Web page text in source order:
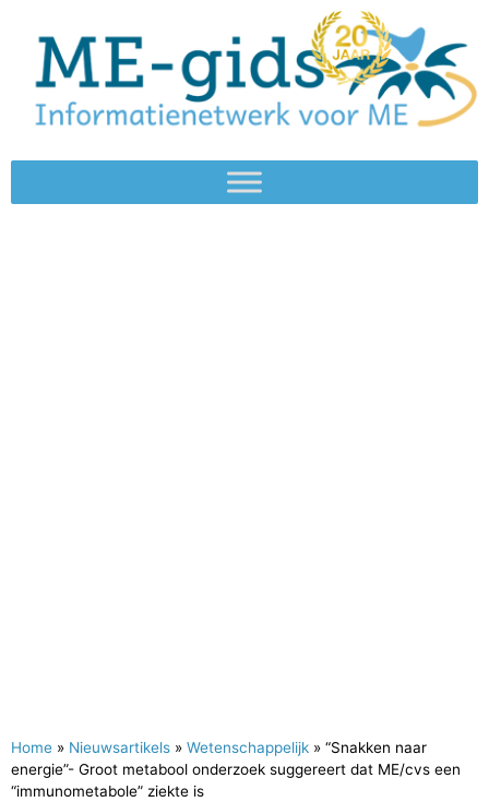
Home » Nieuwsartikels » Wetenschappelijk » “Snakken naar
energie”- Groot metabool onderzoek suggereert dat ME/cvs een
“immunometabole” ziekte is